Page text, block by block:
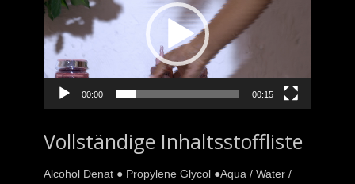
00:00 00:15
Vollständige Inhaltsstoffliste
Alcohol Denat ● Propylene Glycol ●Aqua / Water /